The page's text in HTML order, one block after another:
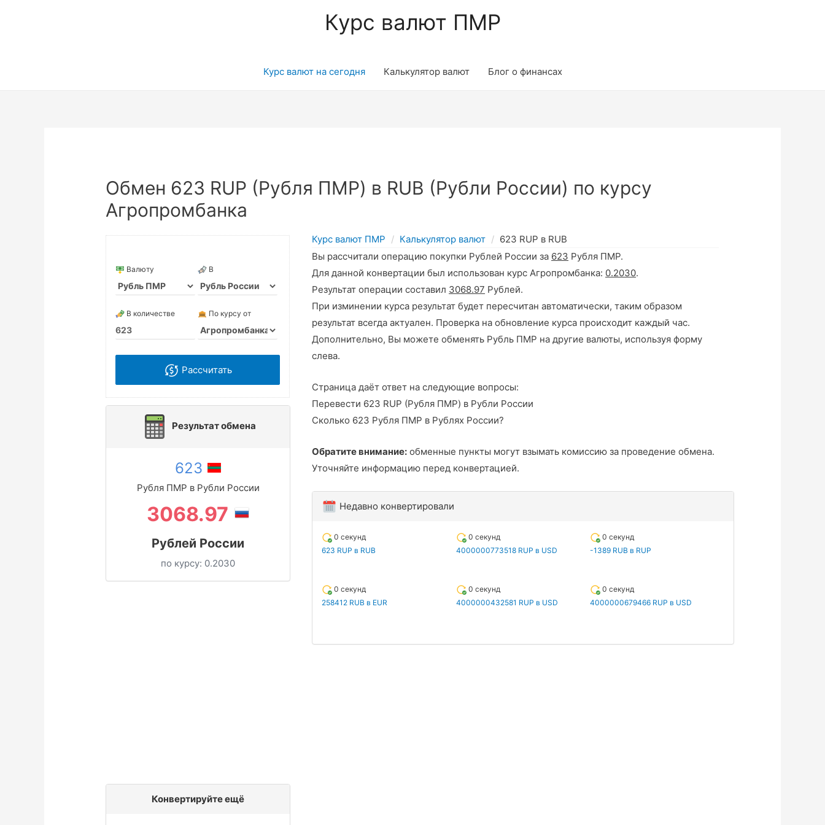
Курс валют ПМР
Курс валют на сегодня Калькулятор валют Блог о финансах
Обмен 623 RUP (Рубля ПМР) в RUB (Рубли России) по курсу
Агропромбанка
Валюту В
В количестве По курсу от
Рассчитать
Результат обмена
623
Рубля ПМР в Рубли России
3068.97
Рублей России
по курсу: 0.2030
Конвертируйте ещё
Курс валют ПМР Калькулятор валют
623 RUP в RUB
Вы рассчитали операцию покупки Рублей России за 623 Рубля ПМР.
Для данной конвертации был использован курс Агропромбанка: 0.2030.
Результат операции составил 3068.97 Рублей.
При изминении курса результат будет пересчитан автоматически, таким образом
результат всегда актуален. Проверка на обновление курса происходит каждый час.
Дополнительно, Вы можете обменять Рубль ПМР на другие валюты, используя форму
слева.
Страница даёт ответ на следующие вопросы:
Перевести 623 RUP (Рубля ПМР) в Рубли России
Сколько 623 Рубля ПМР в Рублях России?
Обратите внимание: обменные пункты могут взымать комиссию за проведение обмена.
Уточняйте информацию перед конвертацией.
Недавно конвертировали
0 секунд
623 RUP в RUB
0 секунд
4000000773518 RUP в USD
0 секунд
-1389 RUB в RUP
0 секунд
258412 RUB в EUR
0 секунд
4000000432581 RUP в USD
0 секунд
4000000679466 RUP в USD